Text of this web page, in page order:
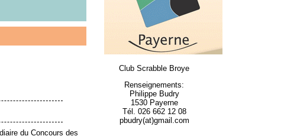
Club Scrabble Broye
Renseignements:
Philippe Budry
1530 Payerne
Tél. 026 662 12 08
pbudry(at)gmail.com
du Concours des